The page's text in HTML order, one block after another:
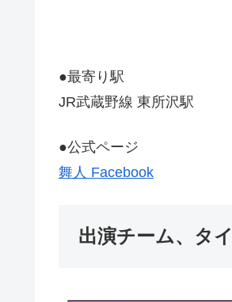
●最寄り駅
JR武蔵野線 東所沢駅
●公式ページ
舞人 Facebook
出演チーム、タ